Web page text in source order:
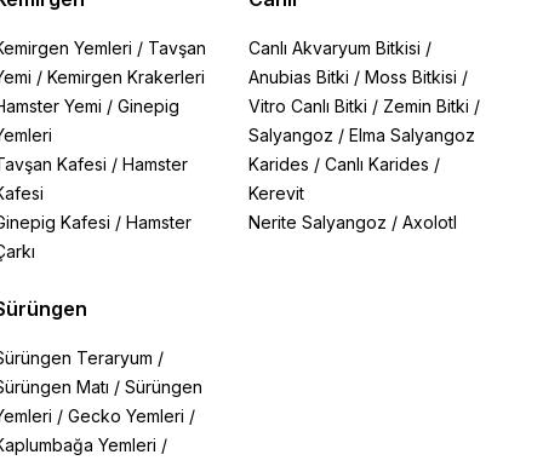
Yemleri / Tavşan
/ Kemirgen Krakerleri
Yemi / Ginepig
Kafesi / Hamster
Kafesi / Hamster
Teraryum /
Matı / Sürüngen
/ Gecko Yemleri /
Yemleri /
Canlı Akvaryum Bitkisi /
Anubias Bitki /Moss Bitkisi /
Vitro Canlı Bitki / Zemin Bitki /
Salyangoz /Elma Salyangoz
Karides /Canlı Karides /
Kerevit
Nerite Salyangoz /Axolotl